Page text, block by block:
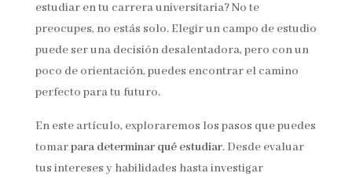
estudiar en tu carrera universitaria? No te
preocupes, no estás solo. Elegir un campo de estudio
puede ser una decisión desalentadora, pero con un
poco de orientación, puedes encontrar el camino
perfecto para tu futuro.
En este artículo, exploraremos los pasos que puedes
tomarpara determinar qué estudiar. Desde evaluar
tus intereses y habilidades hasta investigar